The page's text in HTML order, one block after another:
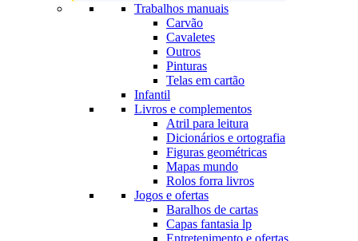
Trabalhos manuais
Carvão
Cavaletes
Outros
Pinturas
Telas em cartão
Infantil
Livros e complementos
Atril para leitura
Dicionários e ortografia
Figuras geométricas
Mapas mundo
Rolos forra livros
Jogos e ofertas
Baralhos de cartas
Capas fantasia lp
Entretenimento e ofertas